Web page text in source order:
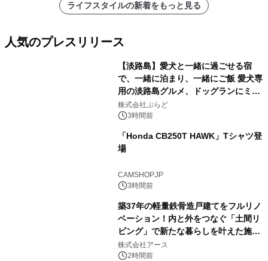
ライフスタイルの新着をもっと見る
人気のプレスリリース
【淡路島】愛犬と一緒に過ごせる宿
で、一緒に泊まり、一緒にご飯 愛犬専
用の淡路島グルメ、ドッグランにミニ
プール グランピングとトレーラーハウ
スの2施設で
株式会社ぷらど
3時間前
「Honda CB250T HAWK」Tシャツ登
場
CAMSHOP.JP
3時間前
築37年の軽量鉄骨造戸建てをフルリノ
ベーション！内と外をつなぐ「土間リ
ビング」で新たな暮らしを叶えた施工
事例を株式会社アースが公開
株式会社アース
2時間前